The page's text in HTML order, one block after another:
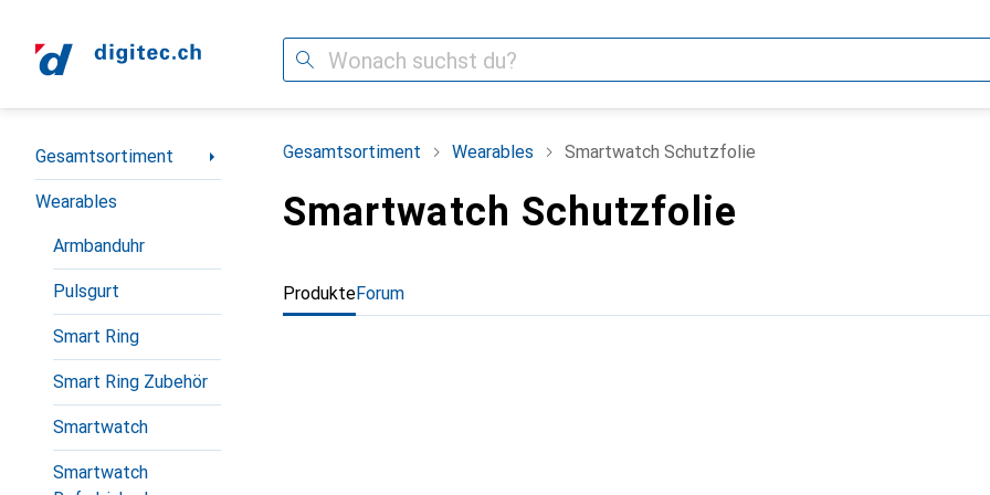
Suche
Navigation nach Kategorien
Gesamtsortiment
Wearables
Armbanduhr
Pulsgurt
Smart Ring
Smart Ring Zubehör
Smartwatch
Smartwatch
Gesamtsortiment Wearables Smartwatch Schutzfolie
Smartwatch Schutzfolie
ProdukteForum